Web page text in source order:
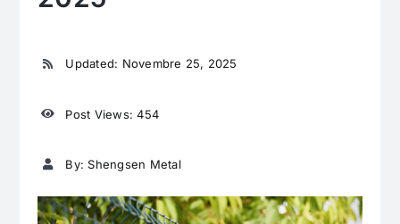
Updated: Novembre 25, 2025
Post Views: 454
By: Shengsen Metal